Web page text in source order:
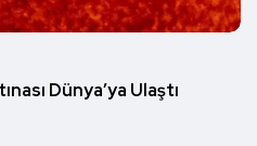
Dünya’ya Ulaştı